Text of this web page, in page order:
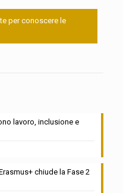
per conoscere le
lavoro, inclusione e
chiude la Fase 2